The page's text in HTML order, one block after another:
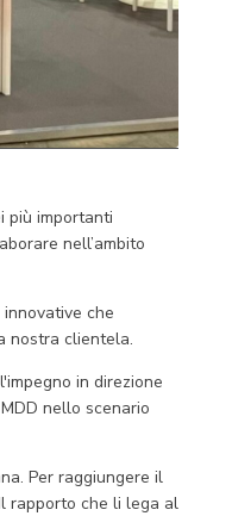
più importanti
nell’ambito
che
nostra clientela.
in direzione
nello scenario
Per raggiungere il
rapporto che li lega al